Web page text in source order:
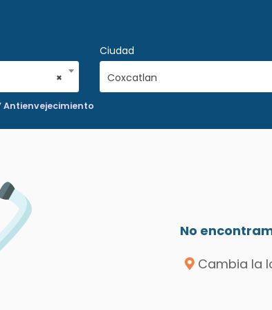
×
Ciudad
Coxcatlan
Antienvejecimiento
No
Cambia la